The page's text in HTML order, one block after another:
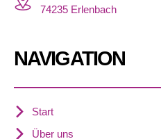
74235 Erlenbach
NAVIGATION
Start
Über uns